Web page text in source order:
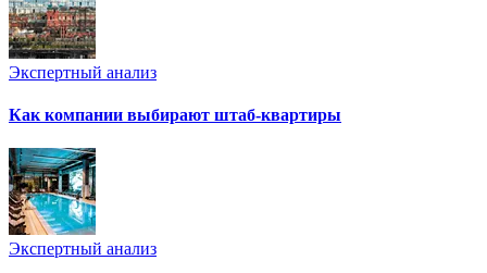
Экспертный анализ
Как компании выбирают штаб-квартиры
Экспертный анализ